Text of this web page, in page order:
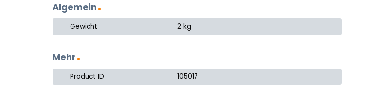
Algemein
Gewicht 2 kg
Mehr
Product ID 105017